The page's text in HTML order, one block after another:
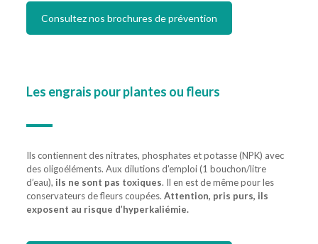
Consultez nos brochures de prévention
Les engrais pour plantes ou fleurs
Ils contiennent des nitrates, phosphates et potasse (NPK) avec
des oligoéléments. Aux dilutions d’emploi (1 bouchon/litre
d’eau), ils ne sont pas toxiques. Il en est de même pour les
conservateurs de fleurs coupées. Attention, pris purs, ils
exposent au risque d’hyperkaliémie.